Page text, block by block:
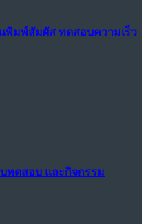
พิมพ์สัมผัส ทดสอบความเร็ว
ทดสอบ และกิจกรรม